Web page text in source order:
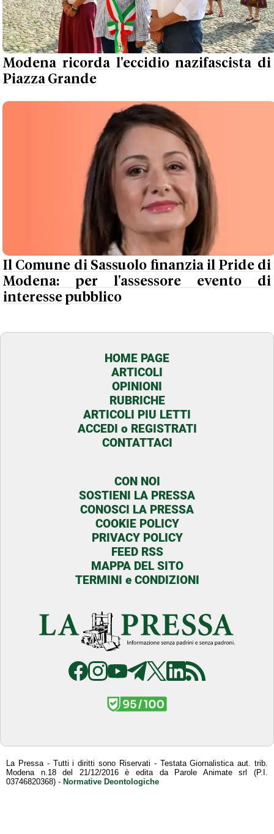
Modena ricorda l'eccidio nazifascista di
Piazza Grande
Il Comune di Sassuolo finanzia il Pride di
Modena: per l'assessore evento di
interesse pubblico
HOME PAGE
ARTICOLI
OPINIONI
RUBRICHE
ARTICOLI PIU LETTI
ACCEDI o REGISTRATI
CONTATTACI
CON NOI
SOSTIENI LA PRESSA
CONOSCI LA PRESSA
COOKIE POLICY
PRIVACY POLICY
FEED RSS
MAPPA DEL SITO
TERMINI e CONDIZIONI
La Pressa - Tutti i diritti sono Riservati - Testata Giornalistica aut. trib.
Modena n.18 del 21/12/2016 è edita da Parole Animate srl (P.I.
03746820368) - Normative Deontologiche